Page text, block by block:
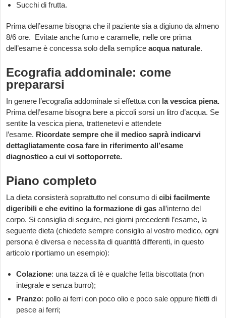
Succhi di frutta.
Prima dell’esame bisogna che il paziente sia a digiuno da almeno
8/6 ore. Evitate anche fumo e caramelle, nelle ore prima
dell’esame è concessa solo della sempliceacqua naturale.
Ecografia addominale: come
prepararsi
In genere l’ecografia addominale si effettua con la vescica piena.
Prima dell’esame bisogna bere a piccoli sorsi un litro d’acqua. Se
sentite la vescica piena, trattenetevi e attendete
l’esame. Ricordate sempre che il medico saprà indicarvi
dettagliatamente cosa fare in riferimento all’esame
diagnostico a cui vi sottoporrete.
Piano completo
La dieta consisterà soprattutto nel consumo dicibi facilmente
digeribili e che evitino la formazione di gas all’interno del
corpo. Si consiglia di seguire, nei giorni precedenti l’esame, la
seguente dieta (chiedete sempre consiglio al vostro medico, ogni
persona è diversa e necessita di quantità differenti, in questo
articolo riportiamo un esempio):
Colazione: una tazza di tè e qualche fetta biscottata (non
integrale e senza burro);
Pranzo: pollo ai ferri con poco olio e poco sale oppure filetti di
pesce ai ferri;